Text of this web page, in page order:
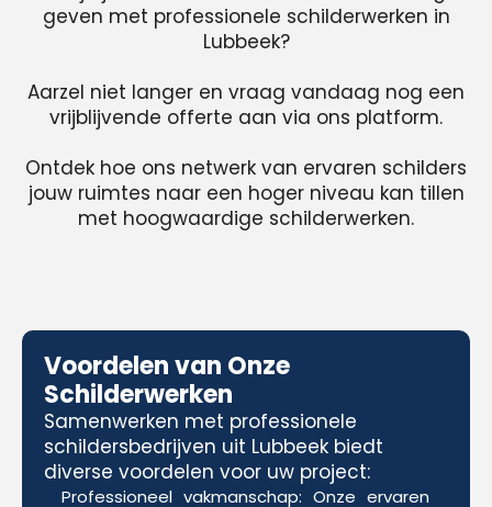
geven met professionele schilderwerken in
Lubbeek?
Aarzel niet langer en vraag vandaag nog een
vrijblijvende offerte aan via ons platform.
Ontdek hoe ons netwerk van ervaren schilders
jouw ruimtes naar een hoger niveau kan tillen
met hoogwaardige schilderwerken.
Voordelen van Onze
Schilderwerken
Samenwerken met professionele
schildersbedrijven uit Lubbeek biedt
diverse voordelen voor uw project:
Professioneel vakmanschap: Onze ervaren